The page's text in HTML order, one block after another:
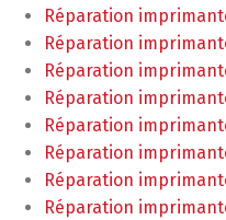
Réparation
Réparation
Réparation
Réparation
Réparation
Réparation
Réparation
Réparation